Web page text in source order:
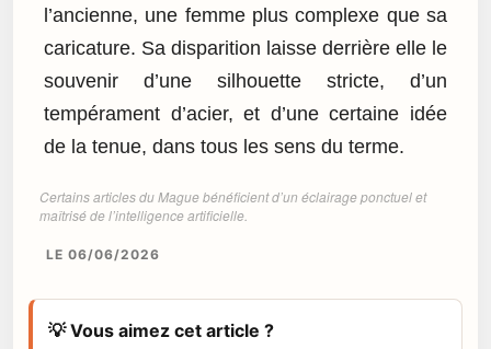
l’ancienne, une femme plus complexe que sa
caricature. Sa disparition laisse derrière elle le
souvenir d’une silhouette stricte, d’un
tempérament d’acier, et d’une certaine idée
de la tenue, dans tous les sens du terme.
Certains articles du Mague bénéficient d’un éclairage ponctuel et
maîtrisé de l’intelligence artificielle.
LE 06/06/2026
💡 Vous aimez cet article ?